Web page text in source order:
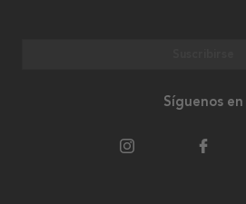
Síguenos en